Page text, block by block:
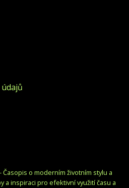
o moderním životním stylu a
a inspiraci pro efektivní využití času a